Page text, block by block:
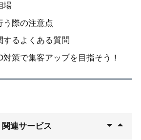
場
う際の注意点
するよくある質問
対策で集客アップを目指そう！
関連サービス